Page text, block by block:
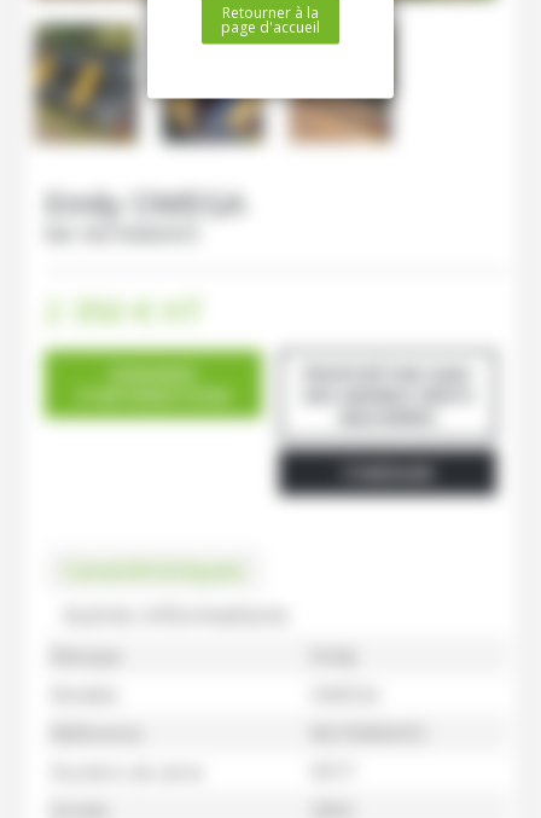
Emily OMEGA
2 350€ HT
Caractéristiques
Retourner à la
page d'accueil